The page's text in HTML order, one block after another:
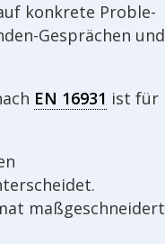
konkrete Proble­
Gesprä­chen und
EN 16931 ist für
maßge­schnei­dert